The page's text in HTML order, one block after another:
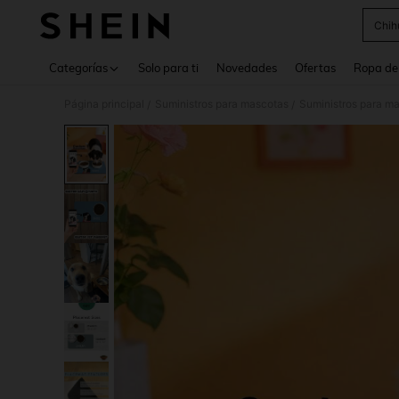
Categorías Solo para ti Novedades Ofertas Ropa